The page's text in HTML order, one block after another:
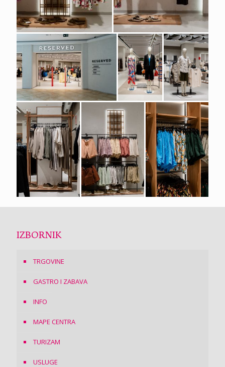
IZBORNIK
TRGOVINE
GASTRO I ZABAVA
INFO
MAPE CENTRA
TURIZAM
USLUGE